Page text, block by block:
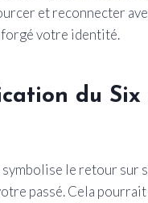
et reconnecter
votre identité.
du Six
symbolise le retour sur
passé. Cela